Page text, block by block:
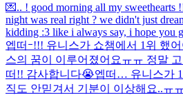
💌.. ! good morning all my sweethearts
night was real right ? we didn't just
kidding :3 like i always say, i hope you
엡떠ｰ!!! 유니스가 쇼챔에서 1위 했
스의 꿈이 이루어졌어요ㅠㅠ 정말
떠!! 감사합니다😭엡떠… 유니스가
직도 안믿겨서 기분이 이상해요..ㅠ